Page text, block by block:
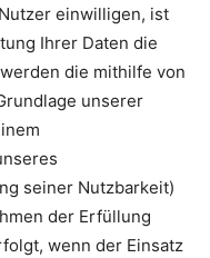
einwilligen, ist
Ihrer Daten die
die mithilfe von
unserer
seiner Nutzbarkeit)
der Erfüllung
wenn der Einsatz